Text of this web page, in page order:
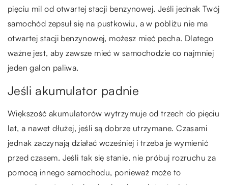
pięciu mil od otwartej stacji benzynowej. Jeśli jednak Twój
samochód zepsuł się na pustkowiu, a w pobliżu nie ma
otwartej stacji benzynowej, możesz mieć pecha. Dlatego
ważne jest, aby zawsze mieć w samochodzie co najmniej
jeden galon paliwa.
Jeśli akumulator padnie
Większość akumulatorów wytrzymuje od trzech do pięciu
lat, a nawet dłużej, jeśli są dobrze utrzymane. Czasami
jednak zaczynają działać wcześniej i trzeba je wymienić
przed czasem. Jeśli tak się stanie, nie próbuj rozruchu za
pomocą innego samochodu, ponieważ może to